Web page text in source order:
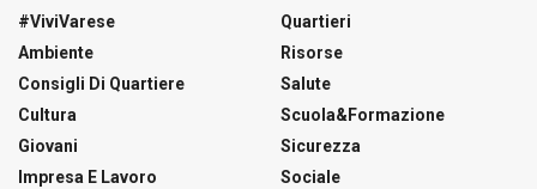
#ViviVarese
Ambiente
Consigli Di Quartiere
Cultura
Giovani
Impresa E Lavoro
Quartieri
Risorse
Salute
Scuola&Formazione
Sicurezza
Sociale